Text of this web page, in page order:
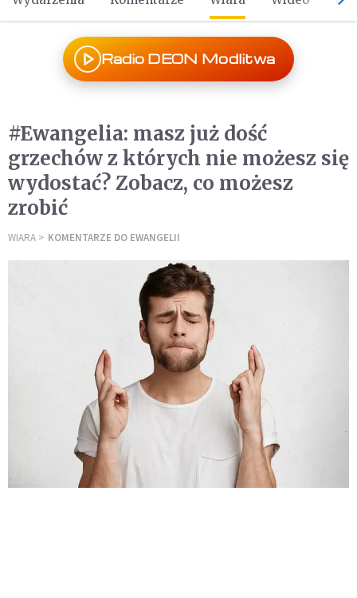
Radio DEON Modlitwa
#Ewangelia: masz już dość
grzechów z których nie możesz się
wydostać? Zobacz, co możesz
zrobić
WIARA KOMENTARZE DO EWANGELII